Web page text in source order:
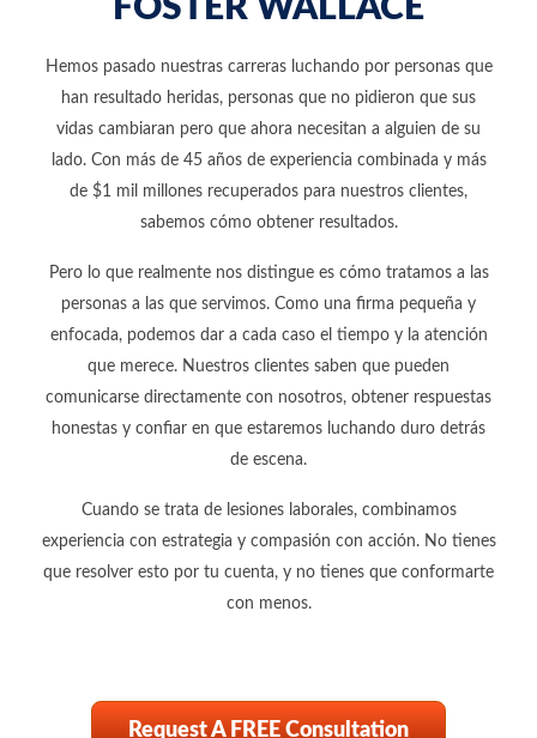
FOSTER WALLACE
Hemos pasado nuestras carreras luchando por personas que
han resultado heridas, personas que no pidieron que sus
vidas cambiaran pero que ahora necesitan a alguien de su
lado. Con más de 45 años de experiencia combinada y más
de $1 mil millones recuperados para nuestros clientes,
sabemos cómo obtener resultados.
Pero lo que realmente nos distingue es cómo tratamos a las
personas a las que servimos. Como una firma pequeña y
enfocada, podemos dar a cada caso el tiempo y la atención
que merece. Nuestros clientes saben que pueden
comunicarse directamente con nosotros, obtener respuestas
honestas y confiar en que estaremos luchando duro detrás
de escena.
Cuando se trata de lesiones laborales, combinamos
experiencia con estrategia y compasión con acción. No tienes
que resolver esto por tu cuenta, y no tienes que conformarte
con menos.
Request A FREE Consultation